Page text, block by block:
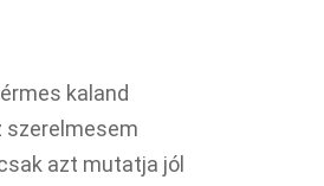
kaland
szerelmesem
azt mutatja jól